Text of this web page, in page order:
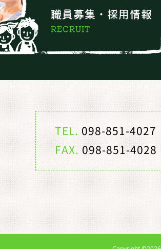
TEL. 098-851-4027
FAX.098-851-4028